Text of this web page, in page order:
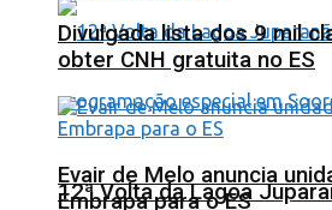
12ª Volta da Lagoa
Divulgada lista dos 9 mil
obter CNH gratuita no ES
Evair de Melo anuncia
Embrapa para o ES